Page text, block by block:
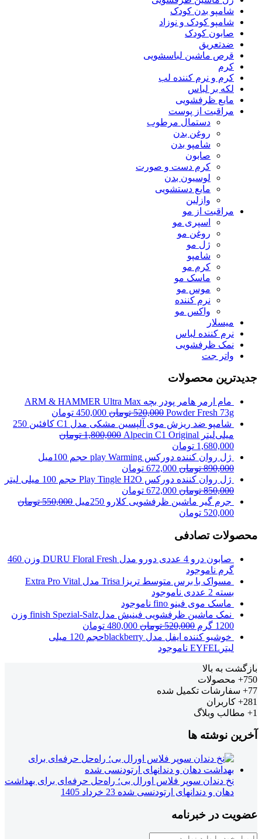
شامپو بدن کودک
شامپو کودک و نوزاد
صابون کودک
ضدتعریق
قرص ماشین لباسشویی
کرم
کرم و نرم کننده لب
لکه بر لباس
مایع ظرفشویی
مراقبت از پوست
دستمال مرطوب
روغن بدن
شامپو بدن
صابون
کرم دست و صورت
لوسیون بدن
مایع دستشویی
وازلین
مراقبت از مو
اسپری مو
روغن مو
ژل مو
شامپو
کرم مو
ماسک مو
موس مو
نرم کننده
واکس مو
میسلار
نرم کننده لباس
نمک ظرفشویی
واتر جت
جدیدترین محصولات
مام ارمر هامر پودر بچه ARM & HAMMER Ultra Max
Powder Fresh 73g
520,000 تومان 450,000 تومان
شامپو ضد ریزش موی آلپسین مشکی مدل C1 کافئین 250
میلی‌لیتر Alpecin C1 Original
1,800,000 تومان
1,680,000 تومان
ژل روان کننده دورکس play Warming حجم 100میل
890,000 تومان 672,000 تومان
ژل روان کننده دورکس Play Tingle H2O حجم 100 میلی لیتر
850,000 تومان 672,000 تومان
جرم گیر ماشین ظرفشویی کلارو 250میل
550,000 تومان
520,000 تومان
محصولات تصادفی
صابون درو 4 عددی دورو مدل DURU Floral Fresh وزن 460
گرم ناموجود
مسواک با برس متوسط تریزا Trisa مدل Extra Pro Vital
بسته 2 عددی
ناموجود
ماسک موی فینو fino
ناموجود
نمک ماشین ظرفشویی فینیش مدلfinish Spezial-Salz وزن
1200 گرم
520,000 تومان 480,000 تومان
خوشبو کننده ایفل مدل blackberryحجم 120 میلی
لیترEYFEL
ناموجود
بازگشت به بالا
750+
محصولات
77+
سفارشات تکمیل شده
281+
کاربران
1+
مطالب وبلاگ
آخرین نوشته ها
نخ دندان سوپر فلاس اورال بی؛ راه‌حل حرفه‌ای برای بهداشت
دهان و دندانهای ارتودنسی شده 23 خرداد 1405
عضویت در خبرنامه